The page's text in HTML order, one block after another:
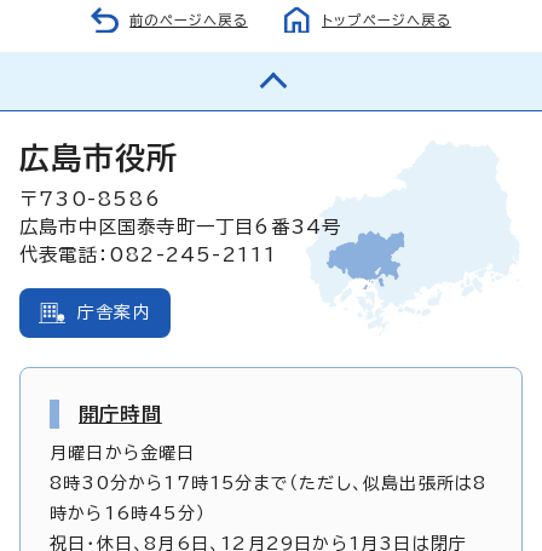
前のページへ戻る トップページへ戻る
広島市役所
〒730-8586
広島市中区国泰寺町一丁目6番34号
代表電話：082-245-2111
庁舎案内
開庁時間
月曜日から金曜日
8時30分から17時15分まで（ただし、似島出張所は8
時から16時45分）
祝日・休日、8月6日、12月29日から1月3日は閉庁